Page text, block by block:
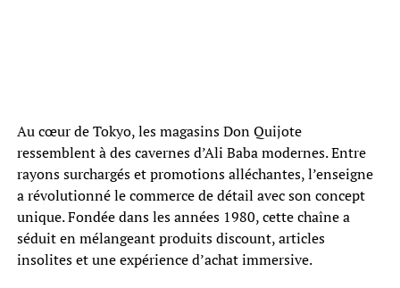
Au cœur de Tokyo, les magasins Don Quijote
ressemblent à des cavernes d’Ali Baba modernes. Entre
rayons surchargés et promotions alléchantes, l’enseigne
a révolutionné le commerce de détail avec son concept
unique. Fondée dans les années 1980, cette chaîne a
séduit en mélangeant produits discount, articles
insolites et une expérience d’achat immersive.